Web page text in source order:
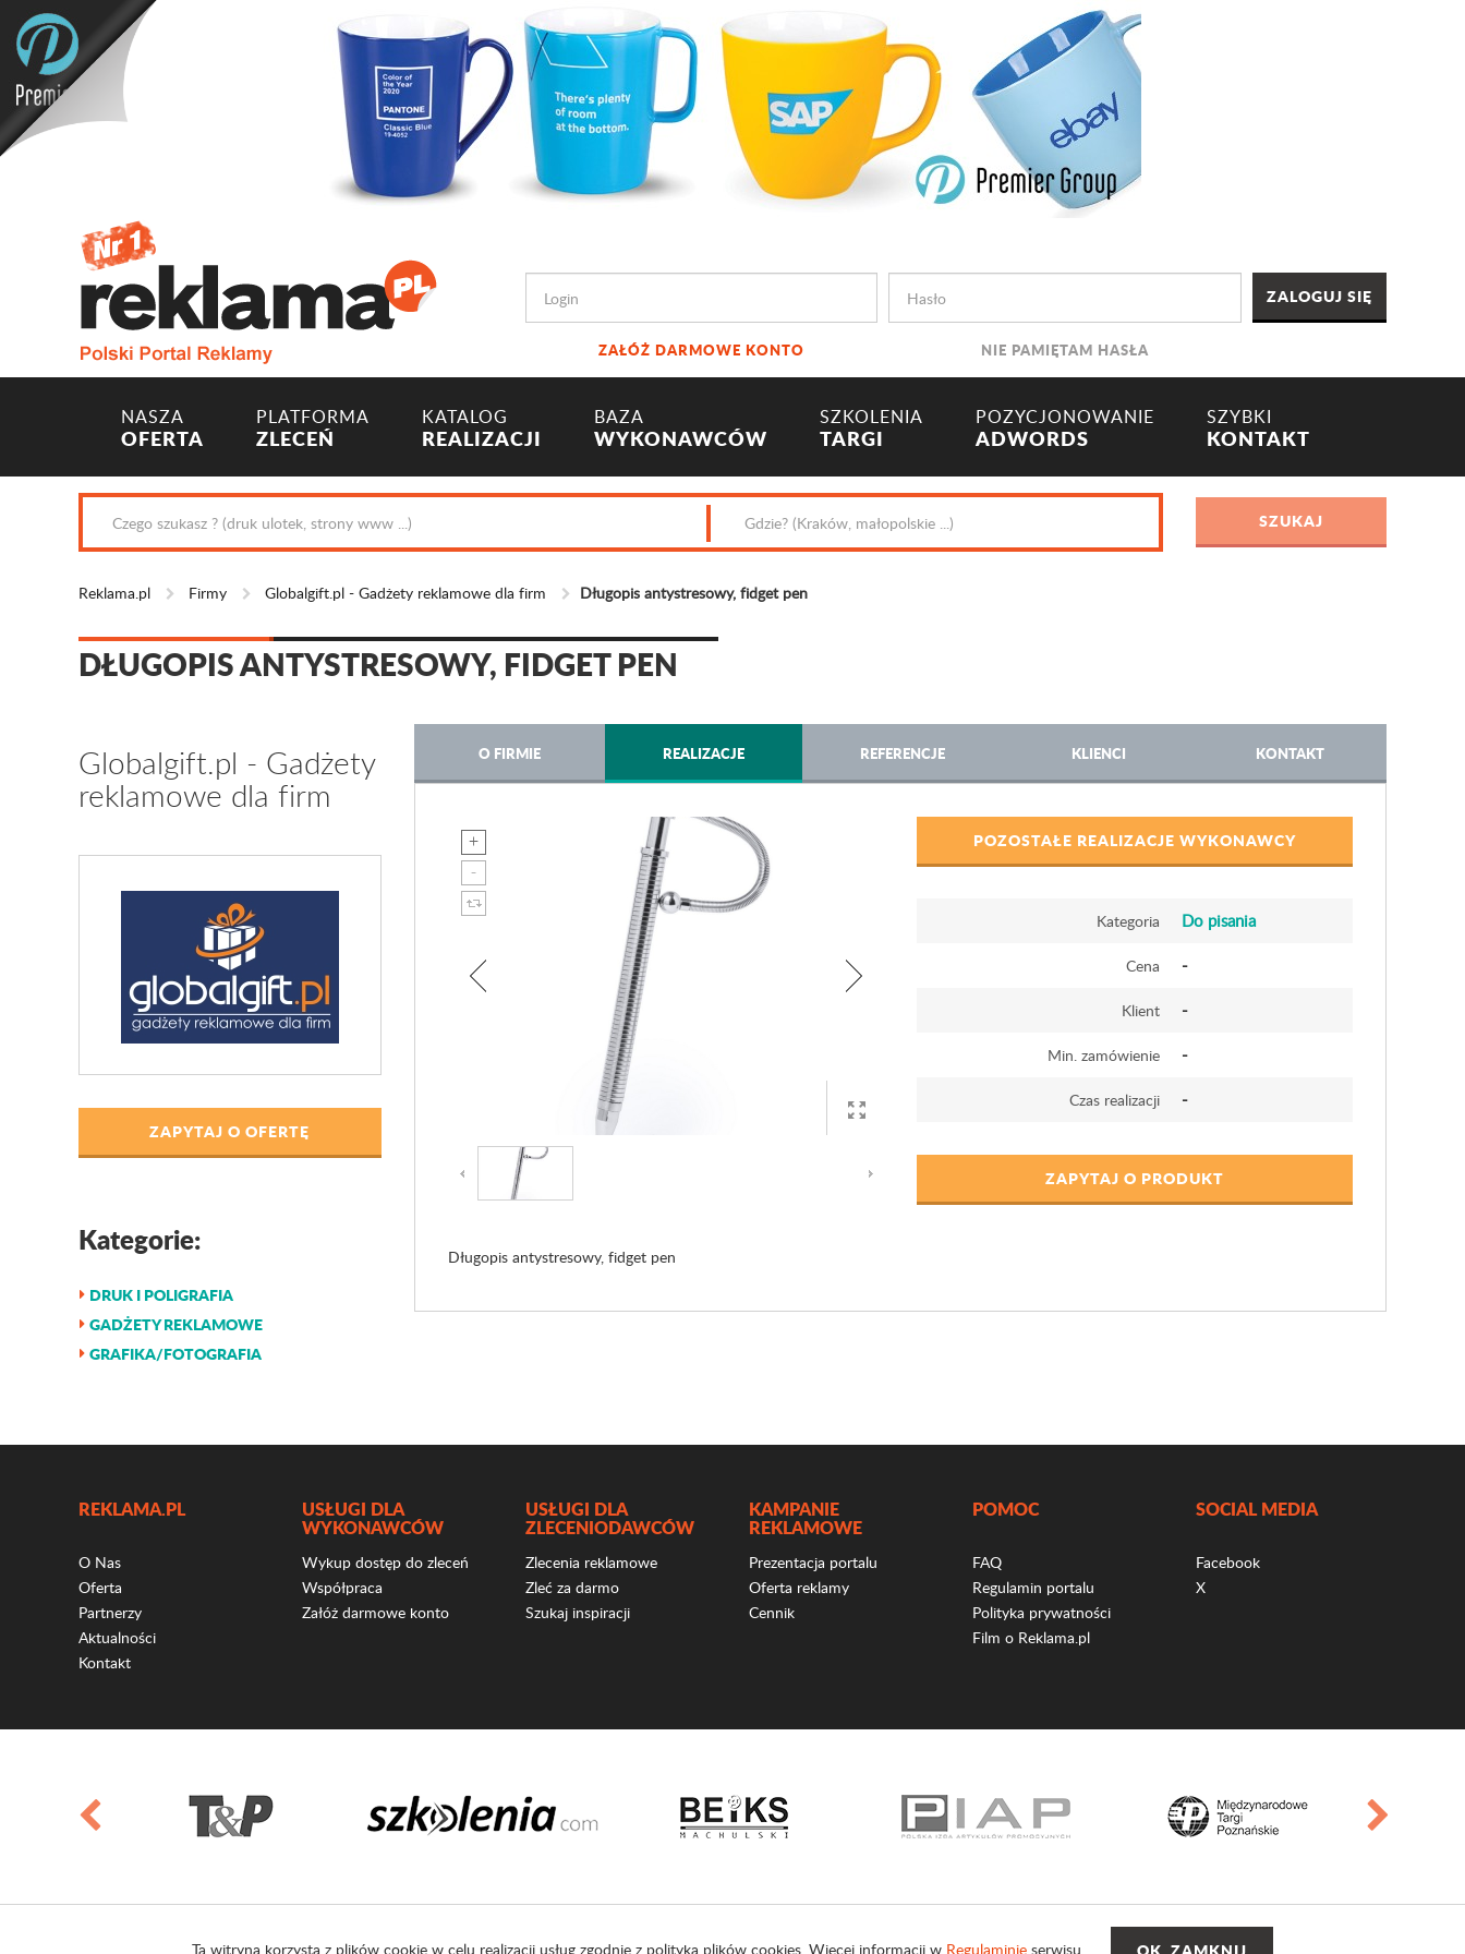
ZAŁÓŻ DARMOWE KONTO NIE PAMIĘTAM HASŁA
NASZA
OFERTA
PLATFORMA
ZLECEŃ
KATALOG
REALIZACJI
BAZA
WYKONAWCÓW
SZKOLENIA
TARGI
POZYCJONOWANIE
ADWORDS
SZYBKI
KONTAKT
Reklama.pl Firmy Globalgift.pl - Gadżety reklamowe dla firm Długopis antystresowy, fidget pen
DŁUGOPIS ANTYSTRESOWY, FIDGET PEN
Globalgift.pl - Gadżety
reklamowe dla firm
ZAPYTAJ O OFERTĘ
Kategorie:
DRUK I POLIGRAFIA
GADŻETY REKLAMOWE
GRAFIKA/FOTOGRAFIA
O FIRMIE REALIZACJE REFERENCJE KLIENCI KONTAKT
POZOSTAŁE REALIZACJE WYKONAWCY
Kategoria Do pisania
Cena -
Klient -
Min. zamówienie -
Czas realizacji -
ZAPYTAJ O PRODUKT
Długopis antystresowy, fidget pen
REKLAMA.PL
O Nas
Oferta
Partnerzy
Aktualności
Kontakt
USŁUGI DLA
WYKONAWCÓW
Wykup dostęp do zleceń
Współpraca
Załóż darmowe konto
USŁUGI DLA
ZLECENIODAWCÓW
Zlecenia reklamowe
Zleć za darmo
Szukaj inspiracji
KAMPANIE
REKLAMOWE
Prezentacja portalu
Oferta reklamy
Cennik
POMOC
FAQ
Regulamin portalu
Polityka prywatności
Film o Reklama.pl
SOCIAL MEDIA
Facebook
X
Ta witryna korzysta z plików cookie w celu realizacji usług zgodnie z polityką plików cookies. Więcej informacji w Regulaminie serwisu.